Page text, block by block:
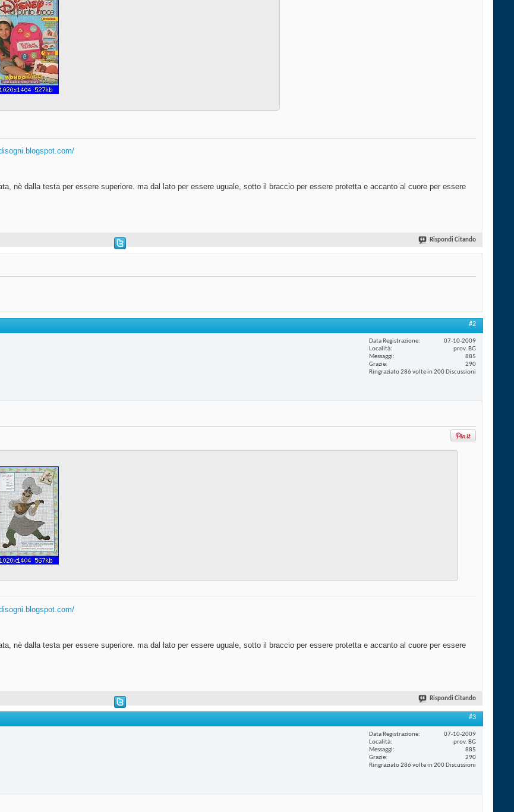
nè dalla testa per essere superiore. ma dal lato per essere uguale, sotto il braccio per essere protetta e accanto al cuore per essere
Rispondi Citando
#2
Data Registrazione
07-10-2009
Località
prov. BG
Messaggi
885
Grazie
290
Ringraziato 286 volte in 200 Discussioni
nè dalla testa per essere superiore. ma dal lato per essere uguale, sotto il braccio per essere protetta e accanto al cuore per essere
Rispondi Citando
#3
Data Registrazione
07-10-2009
Località
prov. BG
Messaggi
885
Grazie
290
Ringraziato 286 volte in 200 Discussioni